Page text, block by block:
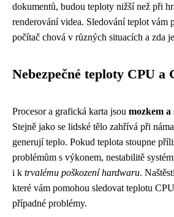
dokumentů, budou teploty nižší než při
renderování videa. Sledování teplot vám
počítač chová v různých situacích a zda
Nebezpečné teploty CPU a
Procesor a grafická karta jsou mozkem a
Stejně jako se lidské tělo zahřívá při
generují teplo. Pokud teplota stoupne
problémům s výkonem, nestabilitě
i k trvalému poškození hardwaru.
které vám pomohou sledovat teplotu
případné problémy.